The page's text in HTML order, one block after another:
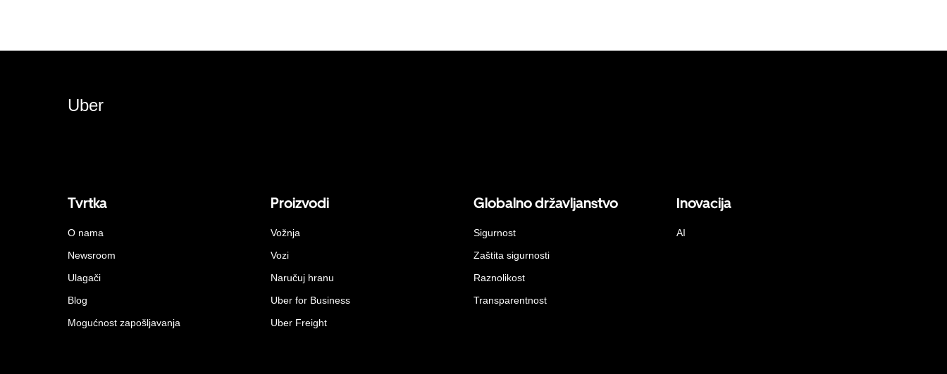
Uber
Tvrtka
O nama
Newsroom
Ulagači
Blog
Mogućnost zapošljavanja
Proizvodi
Vožnja
Vozi
Naručuj hranu
Uber for Business
Uber Freight
Globalno državljanstvo
Sigurnost
Zaštita sigurnosti
Raznolikost
Transparentnost
Inovacija
AI